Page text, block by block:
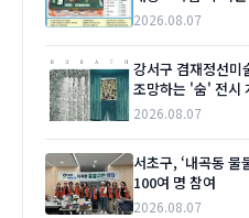
2026.08.07
강서구 겸재정선미
조망하는 '숨' 전시
2026.08.07
서초구, ‘내곡동 물
100여 명 참여
2026.08.07